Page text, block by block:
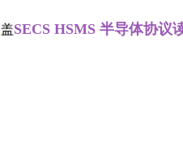
HSMS 半导体协议读写